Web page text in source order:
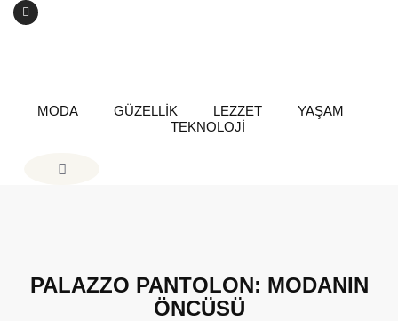
MODA GÜZELLİK LEZZET
YAŞAM
TEKNOLOJİ
PALAZZO PANTOLON: MODANIN
ÖNCÜSÜ